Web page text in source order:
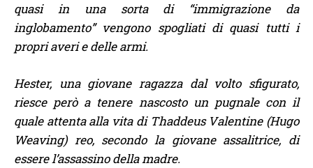
quasi in una sorta di “immigrazione da
inglobamento” vengono spogliati di quasi tutti i
propri averi e delle armi.
Hester, una giovane ragazza dal volto sfigurato,
riesce però a tenere nascosto un pugnale con il
quale attenta alla vita di Thaddeus Valentine (Hugo
Weaving) reo, secondo la giovane assalitrice, di
essere l’assassino della madre.